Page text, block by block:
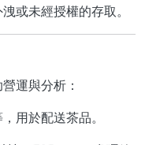
或未經授權的存取。
運與分析：
用於配送茶品。